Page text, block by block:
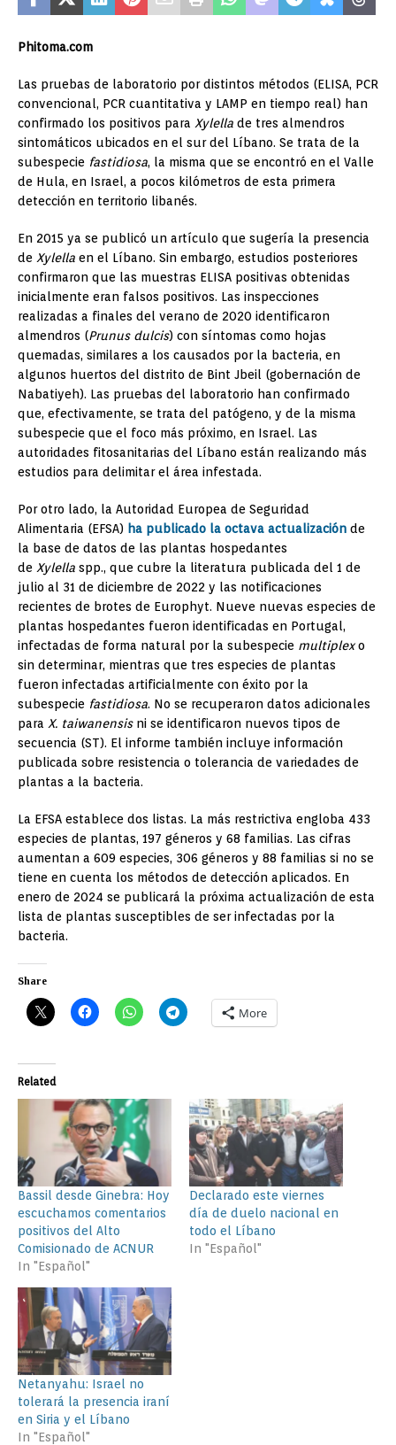
Phitoma.com
Las pruebas de laboratorio por distintos métodos (ELISA, PCR
convencional, PCR cuantitativa y LAMP en tiempo real) han
confirmado los positivos para Xylella de tres almendros
sintomáticos ubicados en el sur del Líbano. Se trata de la
subespecie fastidiosa, la misma que se encontró en el Valle
de Hula, en Israel, a pocos kilómetros de esta primera
detección en territorio libanés.
En 2015 ya se publicó un artículo que sugería la presencia
de Xylella en el Líbano. Sin embargo, estudios posteriores
confirmaron que las muestras ELISA positivas obtenidas
inicialmente eran falsos positivos. Las inspecciones
realizadas a finales del verano de 2020 identificaron
almendros (Prunus dulcis) con síntomas como hojas
quemadas, similares a los causados ​​por la bacteria, en
algunos huertos del distrito de Bint Jbeil (gobernación de
Nabatiyeh). Las pruebas del laboratorio han confirmado
que, efectivamente, se trata del patógeno, y de la misma
subespecie que el foco más próximo, en Israel. Las
autoridades fitosanitarias del Líbano están realizando más
estudios para delimitar el área infestada.
Por otro lado, la Autoridad Europea de Seguridad
Alimentaria (EFSA) ha publicado la octava actualización de
la base de datos de las plantas hospedantes
de Xylella spp., que cubre la literatura publicada del 1 de
julio al 31 de diciembre de 2022 y las notificaciones
recientes de brotes de Europhyt. Nueve nuevas especies de
plantas hospedantes fueron identificadas en Portugal,
infectadas de forma natural por la subespecie multiplexo
sin determinar, mientras que tres especies de plantas
fueron infectadas artificialmente con éxito por la
subespecie fastidiosa. No se recuperaron datos adicionales
para X. taiwanensisni se identificaron nuevos tipos de
secuencia (ST). El informe también incluye información
publicada sobre resistencia o tolerancia de variedades de
plantas a la bacteria.
La EFSA establece dos listas. La más restrictiva engloba 433
especies de plantas, 197 géneros y 68 familias. Las cifras
aumentan a 609 especies, 306 géneros y 88 familias si no se
tiene en cuenta los métodos de detección aplicados. En
enero de 2024 se publicará la próxima actualización de esta
lista de plantas susceptibles de ser infectadas por la
bacteria.
Share
More
Related
Bassil desde Ginebra: Hoy
escuchamos comentarios
positivos del Alto
Comisionado de ACNUR
In "Español"
Declarado este viernes
día de duelo nacional en
todo el Líbano
In "Español"
Netanyahu: Israel no
tolerará la presencia iraní
en Siria y el Líbano
In "Español"